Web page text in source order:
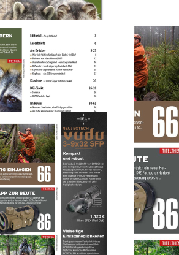
2026/06
7,80 €
Sofort lieferbar
6,80 € Sofort lieferbar